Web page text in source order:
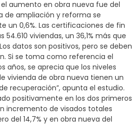
aumento en obra nueva fue del
de ampliación y reforma se
un 0,6%. Las certificaciones de fin
viviendas, un 36,1% más que
datos son positivos, pero se deben
Si se toma como referencia el
años, se aprecia que los niveles
vivienda de obra nueva tienen un
recuperación”, apunta el estudio.
positivamente en los dos primeros
incremento de visados totales
del 14,7% y en obra nueva del